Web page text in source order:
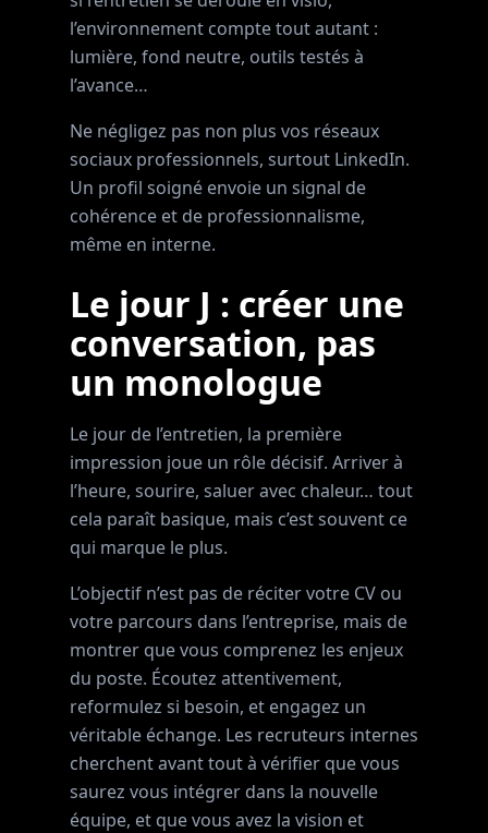
l’environnement compte tout autant :
lumière, fond neutre, outils testés à
l’avance…
Ne négligez pas non plus vos réseaux
sociaux professionnels, surtout LinkedIn.
Un profil soigné envoie un signal de
cohérence et de professionnalisme,
même en interne.
Le jour J : créer une
conversation, pas
un monologue
Le jour de l’entretien, la première
impression joue un rôle décisif. Arriver à
l’heure, sourire, saluer avec chaleur… tout
cela paraît basique, mais c’est souvent ce
qui marque le plus.
L’objectif n’est pas de réciter votre CV ou
votre parcours dans l’entreprise, mais de
montrer que vous comprenez les enjeux
du poste. Écoutez attentivement,
reformulez si besoin, et engagez un
véritable échange. Les recruteurs internes
cherchent avant tout à vérifier que vous
saurez vous intégrer dans la nouvelle
équipe, et que vous avez la vision et